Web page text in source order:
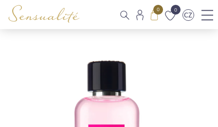
0 0
CZ